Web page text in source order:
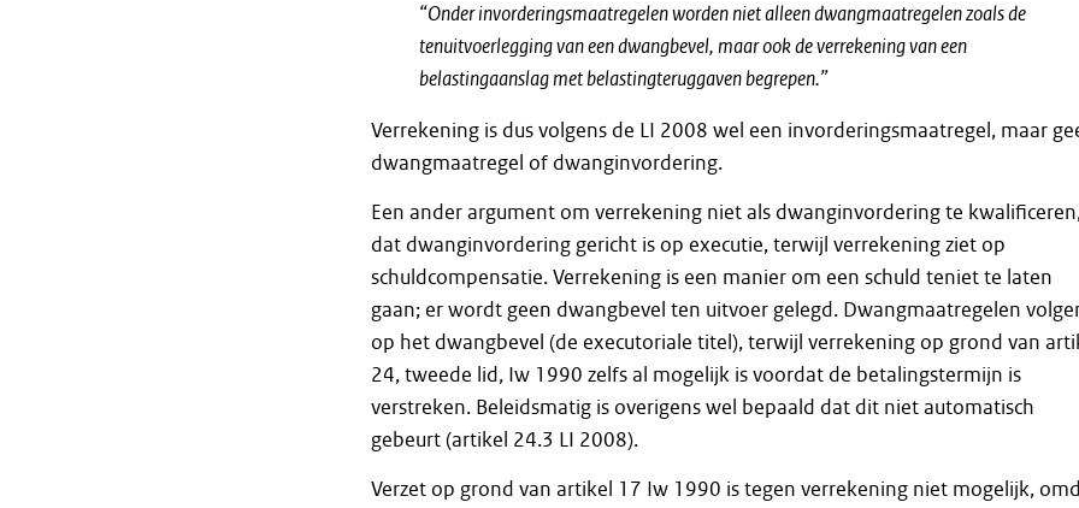
“Onder invorderingsmaatregelen worden niet alleen dwangmaatregelen zoals de
tenuitvoerlegging van een dwangbevel, maar ook de verrekening van een
belastingaanslag met belastingteruggaven begrepen.”
Verrekening is dus volgens de LI 2008 wel een invorderingsmaatregel, maar
dwangmaatregel of dwanginvordering.
Een ander argument om verrekening niet als dwanginvordering te
dat dwanginvordering gericht is op executie, terwijl verrekening ziet op
schuldcompensatie. Verrekening is een manier om een schuld teniet te laten
gaan; er wordt geen dwangbevel ten uitvoer gelegd. Dwangmaatregelen
op het dwangbevel (de executoriale titel), terwijl verrekening op grond van
24, tweede lid, Iw 1990 zelfs al mogelijk is voordat de betalingstermijn is
verstreken. Beleidsmatig is overigens wel bepaald dat dit niet automatisch
gebeurt (artikel 24.3 LI 2008).
Verzet op grond van artikel 17 Iw 1990 is tegen verrekening niet mogelijk,